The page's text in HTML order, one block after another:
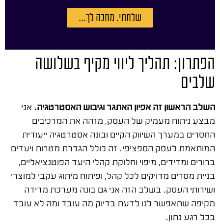
שלחתי. מחכה לך...
הפתרון: תהליך ליווי מקיף בשלושה
שלבים
השלב הראשון זה אפיון האתגר וגיבוש האסטרטגיה. אני
מבצע ניתוח מעמיק של העסק, מזהה את המרכיבים
החסרים במערך השיווק הקיים ובונה אסטרטגיה ייעודית
המותאמת לעסק הספציפי. זה כולל הגדרת מטרות ויעדים
ברורים ומדידים, מיפוי וחלוקת קהלי היעד הפוטנציאליים,
בניית מסרים מדויקים לכל קהל, ופיתוח מיתוג עקבי למוצרי
ושירותי העסק. בשלב הזה אני גם בונה מערכת מדידה
מקיפה שתאפשר לנו לדעת בדיוק מה עובד ומה לא עובד
בכל רגע נתון.